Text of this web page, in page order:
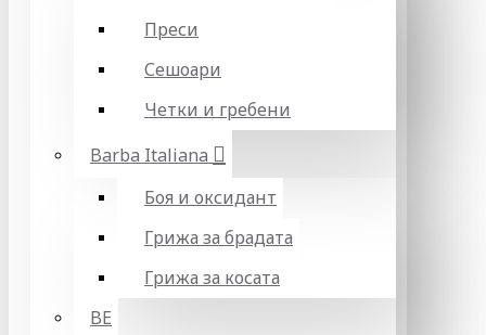
Преси
Сешоари
Четки и гребени
Barba Italiana
Боя и оксидант
Грижа за брадата
Грижа за косата
BE